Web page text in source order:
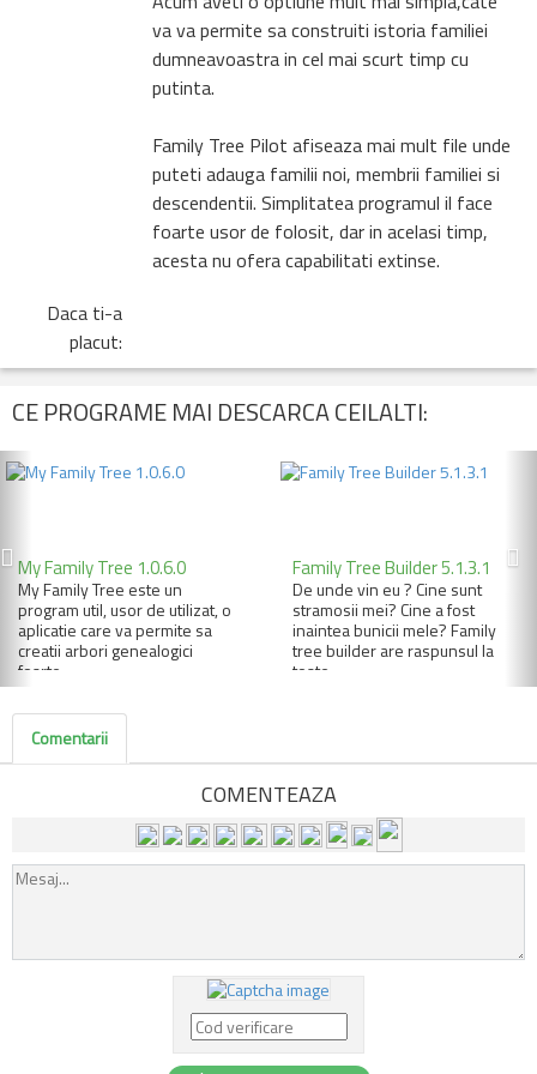
va va permite sa construiti istoria familiei
dumneavoastra in cel mai scurt timp cu
putinta.
Family Tree Pilot afiseaza mai mult file unde
puteti adauga familii noi, membrii familiei si
descendentii. Simplitatea programul il face
foarte usor de folosit, dar in acelasi timp,
acesta nu ofera capabilitati extinse.
Daca ti-a
placut:
CE PROGRAME MAI DESCARCA CEILALTI:
My Family Tree 1.0.6.0
My Family Tree este un
program util, usor de utilizat, o
aplicatie care va permite sa
creatii arbori genealogici
foarte...
Family Tree Builder 5.1.3.1
De unde vin eu ? Cine sunt
stramosii mei? Cine a fost
inaintea bunicii mele? Family
tree builder are raspunsul la
toate...
Previous
Comentarii
COMENTEAZA